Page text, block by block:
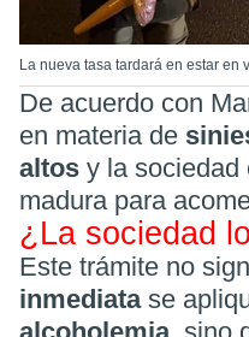
La nueva tasa tardará en estar en
De acuerdo con
en materia de
altos y la sociedad
madura para
¿La sociedad
Este trámite no
inmediata se